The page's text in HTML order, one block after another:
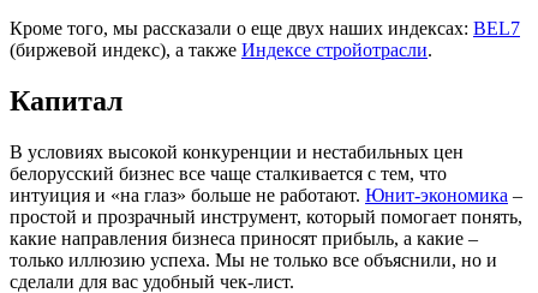
Кроме того, мы рассказали о еще двух наших индексах: BEL7
(биржевой индекс), а также Индексе стройотрасли.
Капитал
В условиях высокой конкуренции и нестабильных цен
белорусский бизнес все чаще сталкивается с тем, что
интуиция и «на глаз» больше не работают. Юнит-экономика –
простой и прозрачный инструмент, который помогает понять,
какие направления бизнеса приносят прибыль, а какие –
только иллюзию успеха. Мы не только все объяснили, но и
сделали для вас удобный чек-лист.